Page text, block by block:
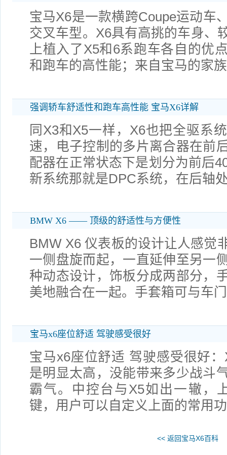
宝马X6是一款横跨Coupe运动车
交叉车型。X6具有高挑的车身、
上植入了X5和6系跑车各自的优
和跑车的高性能；来自宝马的家
强调轿车舒适性和跑车高性能 宝马X6详解
同X3和X5一样，X6也把全驱系
速，电子控制的多片离合器在前
配器在正常状态下是划分为前后
新系统那就是DPC系统，在后轴
BMW X6 —— 顶级的舒适性与方便性
BMW X6 仪表板的设计让人感觉
一侧盘旋而起，一直延伸至另一
种动态设计，饰板分成两部分，
美地融合在一起。手套箱可与车
宝马x6座位舒适 驾驶感受很好
宝马x6座位舒适 驾驶感受很好
是明显太高，没能带来多少战斗
霸气。中控台与X5如出一辙，
键，用户可以自定义上面的常用
<< 返回宝马X6百科